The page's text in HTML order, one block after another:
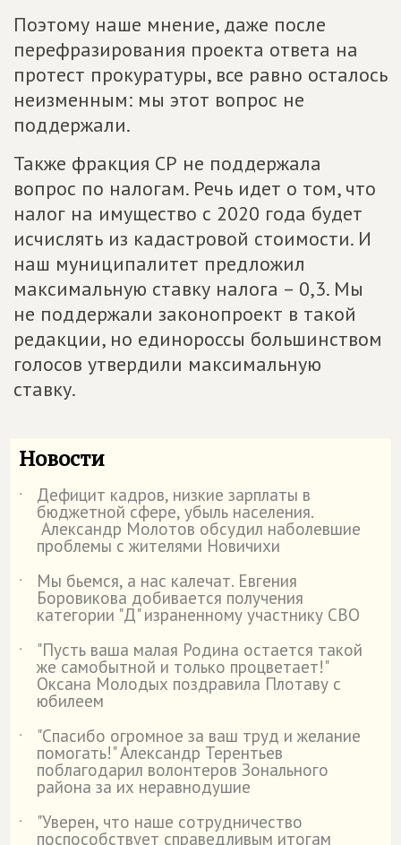
Поэтому наше мнение, даже после
перефразирования проекта ответа на
протест прокуратуры, все равно осталось
неизменным: мы этот вопрос не
поддержали.
Также фракция СР не поддержала
вопрос по налогам. Речь идет о том, что
налог на имущество с 2020 года будет
исчислять из кадастровой стоимости. И
наш муниципалитет предложил
максимальную ставку налога – 0,3. Мы
не поддержали законопроект в такой
редакции, но единороссы большинством
голосов утвердили максимальную
ставку.
Новости
˙ Дефицит кадров, низкие зарплаты в
бюджетной сфере, убыль населения.
Александр Молотов обсудил наболевшие
проблемы с жителями Новичихи
˙
Мы бьемся, а нас калечат. Евгения
Боровикова добивается получения
категории "Д" израненному участнику СВО
˙
"Пусть ваша малая Родина остается такой
же самобытной и только процветает!"
Оксана Молодых поздравила Плотаву с
юбилеем
˙
"Спасибо огромное за ваш труд и желание
помогать!" Александр Терентьев
поблагодарил волонтеров Зонального
района за их неравнодушие
˙
"Уверен, что наше сотрудничество
поспособствует справедливым итогам